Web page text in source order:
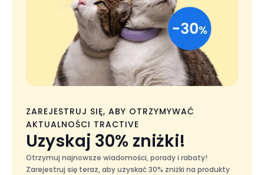
ZAREJESTRUJ SIĘ, ABY OTRZYMYWAĆ
AKTUALNOŚCI TRACTIVE
Uzyskaj 30% zniżki!
Otrzymuj najnowsze wiadomości, porady i rabaty!
Zarejestruj się teraz, aby uzyskać 30% zniżki na produkty